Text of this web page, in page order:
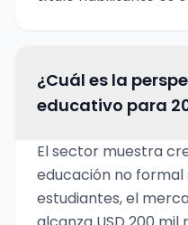
¿Cuál es la
educativo para
El sector muestra
educación no formal
estudiantes, el